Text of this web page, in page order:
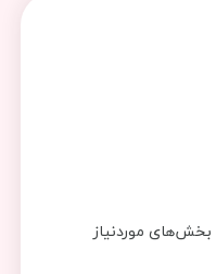
بخش‌های موردنیاز